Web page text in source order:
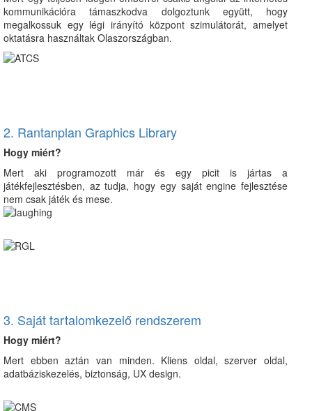
kommunikációra támaszkodva dolgoztunk együtt, hogy
megalkossuk egy légi irányító központ szimulátorát, amelyet
oktatásra használtak Olaszországban.
2. Rantanplan Graphics Library
Hogy miért?
Mert aki programozott már és egy picit is jártas a
játékfejlesztésben, az tudja, hogy egy saját engine fejlesztése
nem csak játék és mese.
3. Saját tartalomkezelő rendszerem
Hogy miért?
Mert ebben aztán van minden. Kliens oldal, szerver oldal,
adatbáziskezelés, biztonság, UX design.